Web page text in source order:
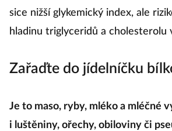
sice nižší glykemický index, ale
hladinu triglyceridů a cholesterolu
Zařaďte do jídelníčku
Je to maso, ryby, mléko a mléčné
i luštěniny, ořechy, obiloviny či